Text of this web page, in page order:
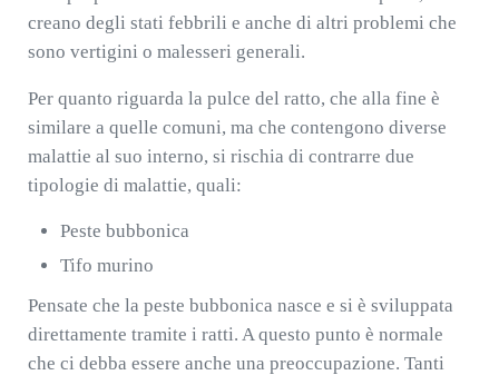
creano degli stati febbrili e anche di altri problemi che
sono vertigini o malesseri generali.
Per quanto riguarda la pulce del ratto, che alla fine è
similare a quelle comuni, ma che contengono diverse
malattie al suo interno, si rischia di contrarre due
tipologie di malattie, quali:
Peste bubbonica
Tifo murino
Pensate che la peste bubbonica nasce e si è sviluppata
direttamente tramite i ratti. A questo punto è normale
che ci debba essere anche una preoccupazione. Tanti